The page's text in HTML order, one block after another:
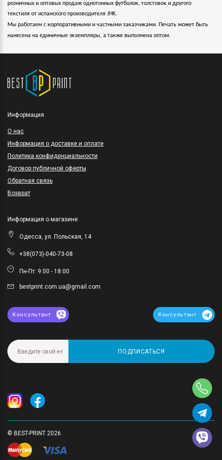
розничных и оптовых продаж однотонных футболок, толстовок и другого
текстиля от испанского производителя JHK.
Мы работаем с корпоративными и частными заказчиками. Печать может быть
нанесена на единичные экземпляры, а также выполнена оптом.
Информация
O нас
Информация о доставке и оплате
Политика конфиденциальности
Договор публичной оферты
Обратная связь
Возврат
Информация о магазине
Одесса, ул. Польская, 14
+38(073)-040-73-08
Пн-Пт: 9:00 - 18:00
bestprint.com.ua@gmail.com
Консультант Консультант
ПОДПИСАТЬСЯ
© BEST-PRINT 2026